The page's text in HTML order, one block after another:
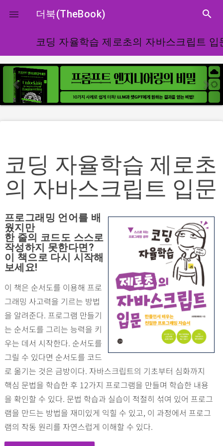
close
 더북(TheBook) search
코딩 자율학습 제로초의 자바스크립트 입
p
r
e
v
i
o
n
e
x
t
코딩 자율학습 제로초
의 자바스크립트 입문
프로그래밍 언어를 배
웠지만
한 줄의 코드도 스스로
작성하지 못한다면?
이 책으로 다시 시작해
보세요!
이 책은 순서도를 이용해 프로
그래밍 사고력을 기르는 방법
을 알려준다. 프로그램 만들기
는 순서도를 그리는 능력을 키
우는 데서 시작한다. 순서도를
그릴 수 있다면 순서도를 코드
로 옮기는 것은 금방이다. 자바스크립트의 기초부터 심화까지
핵심 문법을 학습한 후 12가지 프로그램을 만들며 학습한 내용
을 확인할 수 있다. 문법 학습과 실습이 적절히 섞여 있어 프로그
램을 만드는 방법을 재미있게 익힐 수 있고, 이 과정에서 프로그
램의 작동 원리를 자연스럽게 이해할 수 있다.